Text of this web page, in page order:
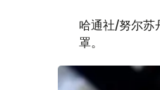
哈通社/努尔苏
罩。